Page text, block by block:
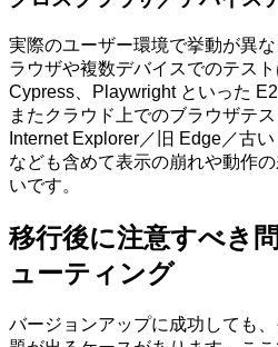
実際のユーザー環境で挙動が異
ラウザや複数デバイスでのテス
Cypress、Playwright といった
またクラウド上でのブラウザテ
Internet Explorer／旧 Edge／古
なども含めて表示の崩れや動作
いです。
移行後に注意すべき
ューティング
バージョンアップに成功しても